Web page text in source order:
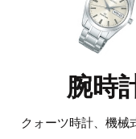
腕時
クォーツ時計、機械